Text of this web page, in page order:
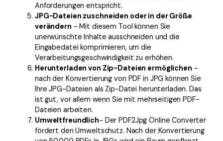
Anforderungen entspricht.
JPG-Dateien zuschneiden oder in der Größe
verändern - Mit diesem Tool können Sie
unerwünschte Inhalte ausschneiden und die
Eingabedatei komprimieren, um die
Verarbeitungsgeschwindigkeit zu erhöhen.
Herunterladen von Zip-Dateien ermöglichen -
nach der Konvertierung von PDF in JPG können Sie
Ihre JPG-Dateien als Zip-Datei herunterladen. Das
ist gut, vor allem wenn Sie mit mehrseitigen PDF-
Dateien arbeiten.
Umweltfreundlich- Der PDF2Jpg Online Converter
fördert den Umweltschutz. Nach der Konvertierung